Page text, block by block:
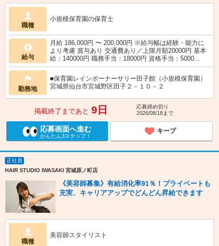
職種
小規模保育園の保育士
給与
月給 186,000円 〜 200,000円 ※給与幅は経験・能力に
より考慮 賞与あり 交通費あり／上限月額20000円 基本
給：140000円 職務手当：18000円 資格手当：5000...
勤務地
■保育園レインボーナーサリー田子館（小規模保育園）
宮城県仙台市宮城野区田子２－１０－２
掲載終了まであと 9日
応募締め切り
2026/08/18まで
応募画面へ進む
かんたん3ステップ！
キープ
正社員
HAIR STUDIO IWASAKI 宮城原ノ町店
《美容師募集》有給消化率91％！プライベートも
充実、キャリアアップでどんどん昇給できます
職種
美容師スタイリスト